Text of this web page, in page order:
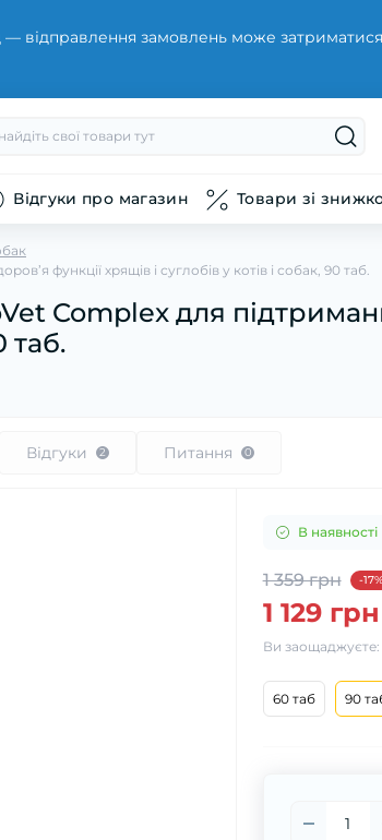
відправлення замовлень може затриматися
Відгуки про магазин Товари зі
функції хрящів і суглобів у котів і собак, 90 таб.
Complex для
таб.
Відгуки 2 Питання 0
В наявності
1 359 грн -17%
1 129 грн
Ви заощаджуєте:
60 таб 90